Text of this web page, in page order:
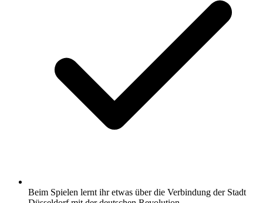
Beim Spielen lernt ihr etwas über die Verbindung der Stadt